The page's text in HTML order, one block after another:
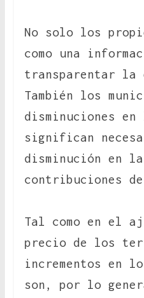
No solo los
como una
transparentar la
También los
disminuciones en
significan
disminución en
contribuciones
Tal como en el
precio de los
incrementos en
son, por lo